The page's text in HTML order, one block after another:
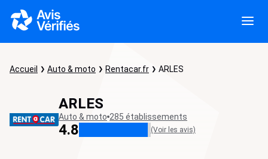
Accueil Auto & moto Rentacar.fr ARLES
ARLES
Auto & moto 285 établissements
4.8 (Voir les avis)